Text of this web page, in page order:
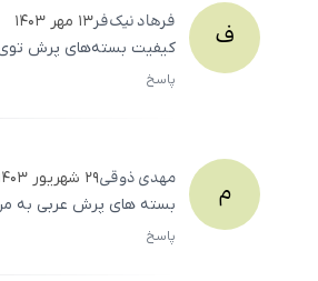
ف فرهادنیک‌فر۱۳ مهر ۱۴۰۳
کیفیت بسته‌های پرش توی
پاسخ
م مهدیذوقی۲۹ شهریور ۱۴۰۳
بسته‌ های پرش عربی به
پاسخ